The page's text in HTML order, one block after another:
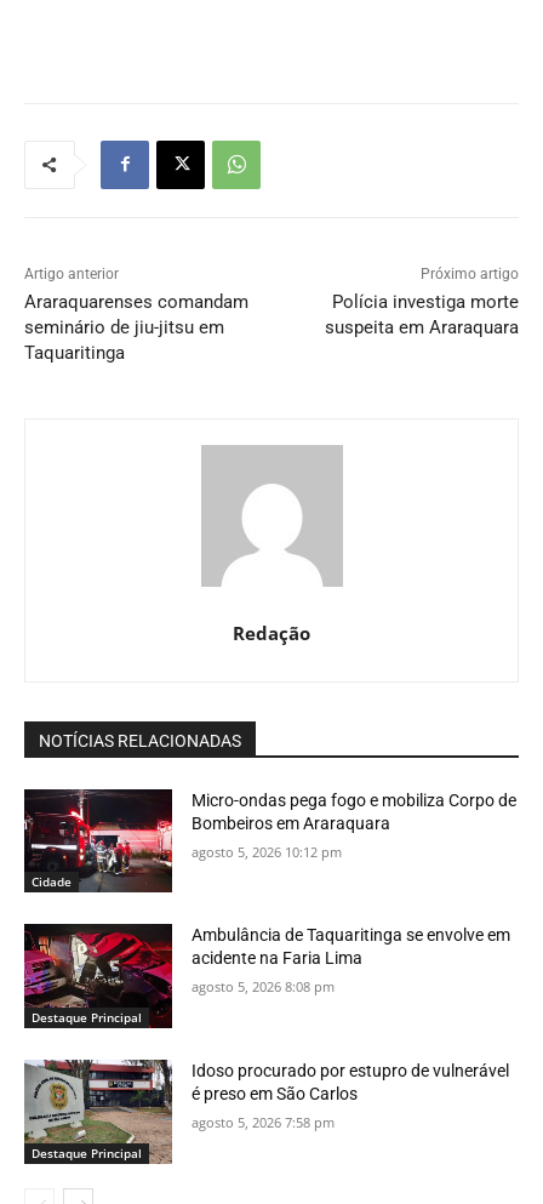
Artigo anterior
Araraquarenses comandam
seminário de jiu-jitsu em
Taquaritinga
Próximo artigo
Polícia investiga morte
suspeita em Araraquara
Redação
NOTÍCIAS RELACIONADAS
Cidade
Micro-ondas pega fogo e mobiliza Corpo de
Bombeiros em Araraquara
agosto 5, 2026 10:12 pm
Destaque Principal
Ambulância de Taquaritinga se envolve em
acidente na Faria Lima
agosto 5, 2026 8:08 pm
Destaque Principal
Idoso procurado por estupro de vulnerável
é preso em São Carlos
agosto 5, 2026 7:58 pm